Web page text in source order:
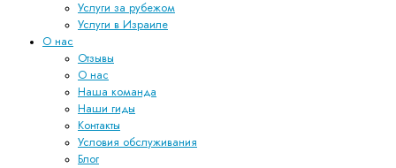
Услуги за рубежом
Услуги в Израиле
О нас
Отзывы
О нас
Наша команда
Наши гиды
Контакты
Условия обслуживания
Блог